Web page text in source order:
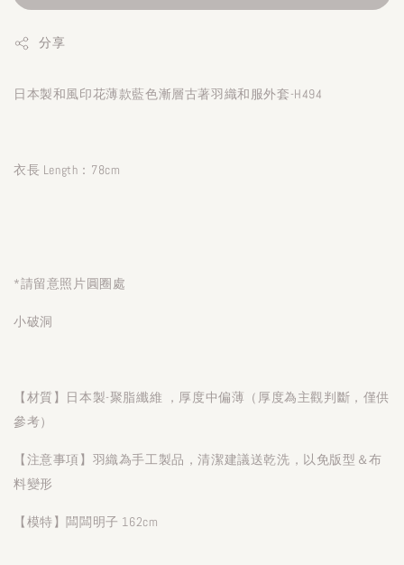
分享
日本製和風印花薄款藍色漸層古著羽織和服外套-H494
衣長 Length：78cm
*請留意照片圓圈處
小破洞
【材質】日本製-聚脂纖維 ，厚度中偏薄（厚度為主觀判斷，僅供
參考）
【注意事項】羽織為手工製品，清潔建議送乾洗，以免版型＆布
料變形
【模特】闆闆明子 162cm